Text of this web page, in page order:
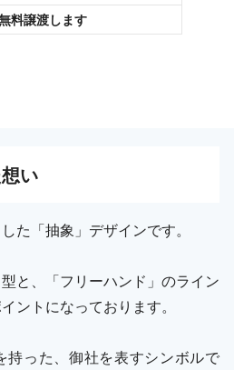
料譲渡します
い
た「抽象」デザインです。
と、「フリーハンド」のライン
ントになっております。
持った、御社を表すシンボルで